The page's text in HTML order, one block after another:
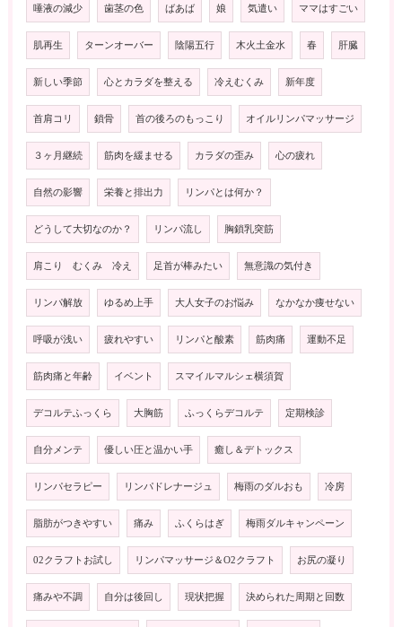
唾液の減少 歯茎の色 ばあば 娘 気遣い ママはすごい
肌再生 ターンオーバー 陰陽五行 木火土金水 春 肝臓
新しい季節 心とカラダを整える 冷えむくみ 新年度
首肩コリ 鎖骨 首の後ろのもっこり オイルリンパマッサージ
３ヶ月継続 筋肉を緩ませる カラダの歪み 心の疲れ
自然の影響 栄養と排出力 リンパとは何か？
どうして大切なのか？ リンパ流し 胸鎖乳突筋
肩こり むくみ 冷え 足首が棒みたい 無意識の気付き
リンパ解放 ゆるめ上手 大人女子のお悩み なかなか痩せない
呼吸が浅い 疲れやすい リンパと酸素 筋肉痛 運動不足
筋肉痛と年齢 イベント スマイルマルシェ横須賀
デコルテふっくら 大胸筋 ふっくらデコルテ 定期検診
自分メンテ 優しい圧と温かい手 癒し＆デトックス
リンパセラピー リンパドレナージュ 梅雨のダルおも 冷房
脂肪がつきやすい 痛み ふくらはぎ 梅雨ダルキャンペーン
02クラフトお試し リンパマッサージ＆O2クラフト お尻の凝り
痛みや不調 自分は後回し 現状把握 決められた周期と回数